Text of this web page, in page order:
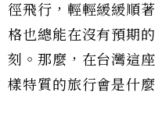
徑飛行，輕輕緩緩順
格也總能在沒有預期
刻。那麼，在台灣這
樣特質的旅行會是什